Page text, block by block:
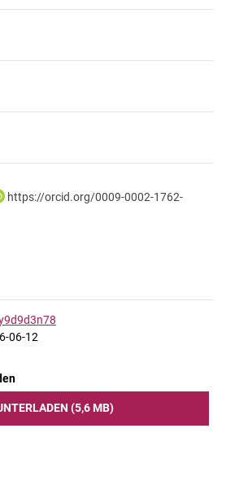
https://orcid.org/0009-0002-1762-
06-12
(5,6 MB)